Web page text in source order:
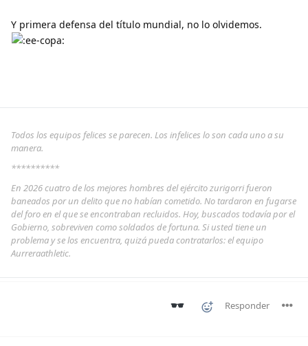
Y primera defensa del título mundial, no lo olvidemos.
Todos los equipos felices se parecen. Los infelices lo son cada uno a su
manera.
**********
En 2026 cuatro de los mejores hombres del ejército zurigorri fueron
baneados por un delito que no habían cometido. No tardaron en fugarse
del foro en el que se encontraban recluidos. Hoy, buscados todavía por el
Gobierno, sobreviven como soldados de fortuna. Si usted tiene un
problema y se los encuentra, quizá pueda contratarlos: el equipo
Aurreraathletic.
Responder